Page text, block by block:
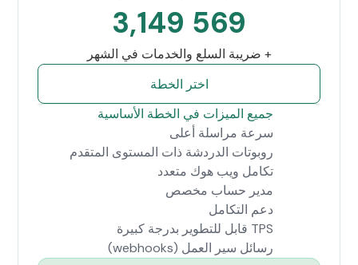
569 3,149
+ ضريبة السلع والخدمات في الشهر
اختر الخطة
جميع الميزات في الخطة الأساسية
سرعة مراسلة أعلى
روبوتات الدردشة ذات المستوى المتقدم
تكامل ويب هوك متعدد
مدير حساب مخصص
دعم التكامل
TPS قابل للتطوير بدرجة كبيرة
رسائل سير العمل (webhooks)